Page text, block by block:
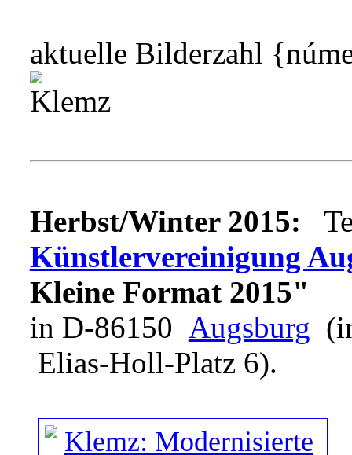
aktuelle Bilderzahl
Herbst/Winter 2015:
Künstlervereinigung
Kleine Format 2015"
in D-86150 Augsburg
Elias-Holl-Platz 6).